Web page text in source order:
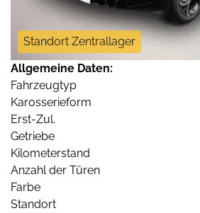
Standort Zentrallager
Allgemeine Daten:
Fahrzeugtyp
Karosserieform
Erst-Zul.
Getriebe
Kilometerstand
Anzahl der Türen
Farbe
Standort